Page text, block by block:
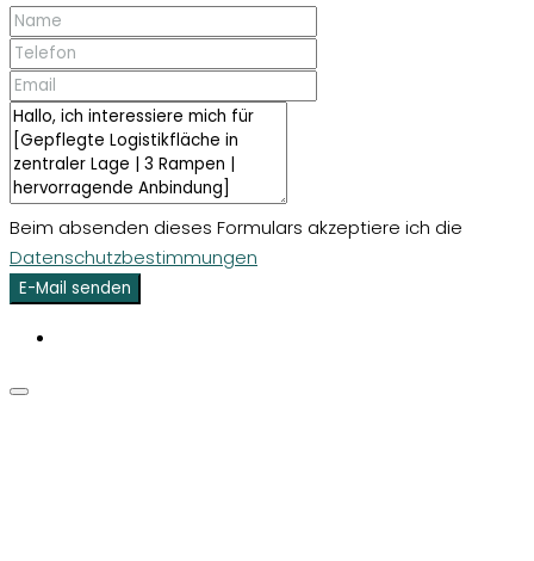
Beim absenden dieses Formulars akzeptiere ich die
Datenschutzbestimmungen
E-Mail senden